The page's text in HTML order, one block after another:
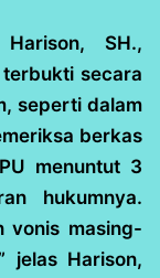
SH.,
secara
seperti dalam
berkas
menuntut 3
hukumnya.
vonis masing-
jelas Harison,